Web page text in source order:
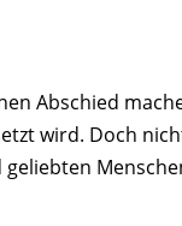
Abschied
wird. Doch